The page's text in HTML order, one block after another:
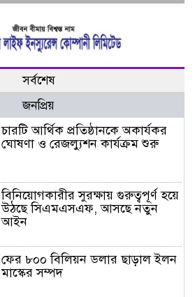
সর্বশেষ
জনপ্রিয়
চারটি আর্থিক প্রতিষ্ঠানকে অকার্যকর
ঘোষণা ও রেজল্যুশন কার্যক্রম শুরু
বিনিয়োগকারীর সুরক্ষায় গুরুত্বপূর্ণ হয়ে
উঠছে সিএমএসএফ, আসছে নতুন
আইন
ফের ৮০০ বিলিয়ন ডলার ছাড়াল ইলন
মাস্কের সম্পদ